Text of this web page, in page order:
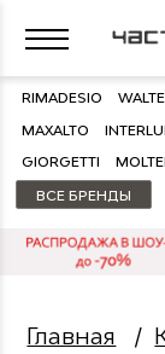
RIMADESIO
MAXALTO
GIORGETTI
ВСЕ БРЕНДЫ
Главная /